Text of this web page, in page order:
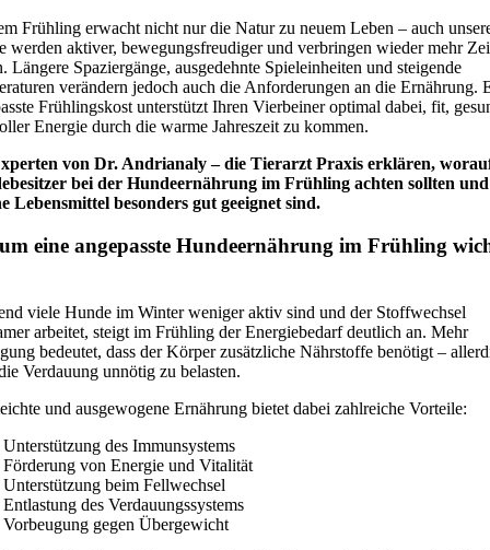
Frühling erwacht nicht nur die Natur zu neuem Leben – auch
werden aktiver, bewegungsfreudiger und verbringen wieder mehr
Längere Spaziergänge, ausgedehnte Spieleinheiten und steigende
verändern jedoch auch die Anforderungen an die Ernährung.
Frühlingskost unterstützt Ihren Vierbeiner optimal dabei, fit,
Energie durch die warme Jahreszeit zu kommen.
von Dr. Andrianaly – die Tierarzt Praxis erklären,
bei der Hundeernährung im Frühling achten sollten und
Lebensmittel besonders gut geeignet sind.
eine angepasste Hundeernährung im Frühling
viele Hunde im Winter weniger aktiv sind und der Stoffwechsel
arbeitet, steigt im Frühling der Energiebedarf deutlich an. Mehr
bedeutet, dass der Körper zusätzliche Nährstoffe benötigt –
Verdauung unnötig zu belasten.
und ausgewogene Ernährung bietet dabei zahlreiche Vorteile:
Unterstützung des Immunsystems
Förderung von Energie und Vitalität
Unterstützung beim Fellwechsel
Entlastung des Verdauungssystems
Vorbeugung gegen Übergewicht